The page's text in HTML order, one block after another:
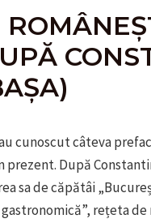
cunoscut câteva
prezent. După
sa de căpătâi
rețeta